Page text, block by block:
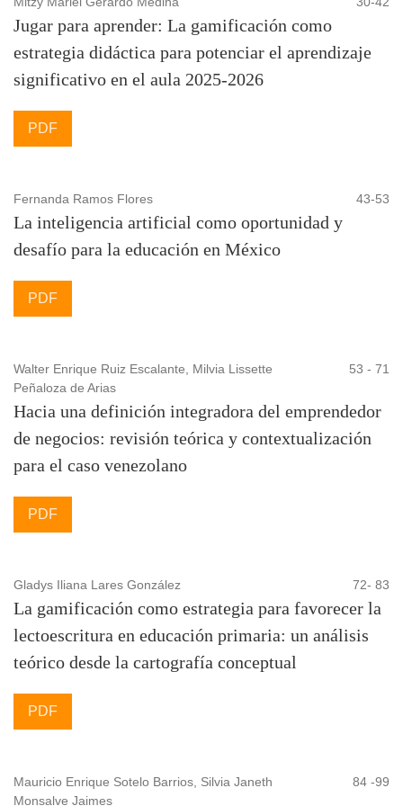
En este sentido,Sinergiaes más que un tema: es una
invitación a repensar nuestras prácticas, a fortalecer la
colaboración y a reconocer que los mayores avances
surgen cuando trabajamos juntos con propósito y
dirección.
Jugar para aprender: La gamificación como
estrategia didáctica para potenciar el aprendizaje
significativo en el aula 2025-2026
PDF
Fernanda Ramos Flores 43-53
La inteligencia artificial como oportunidad y
desafío para la educación en México
PDF
Walter Enrique Ruiz Escalante, Milvia Lissette
Peñaloza de Arias
53 - 71
Hacia una definición integradora del emprendedor
de negocios: revisión teórica y contextualización
para el caso venezolano
PDF
Gladys Iliana Lares González 72- 83
La gamificación como estrategia para favorecer la
lectoescritura en educación primaria: un análisis
teórico desde la cartografía conceptual
PDF
Mauricio Enrique Sotelo Barrios, Silvia Janeth
Monsalve Jaimes
84 -99